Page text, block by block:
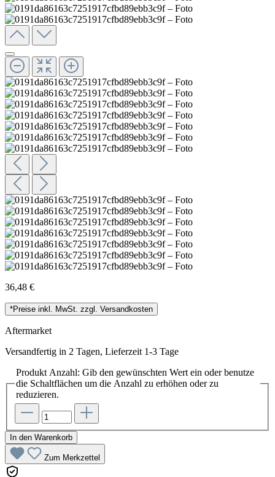
36,48 €
*Preise inkl. MwSt. zzgl. Versandkosten
Aftermarket
Versandfertig in 2 Tagen, Lieferzeit 1-3 Tage
Produkt Anzahl: Gib den gewünschten Wert ein oder benutze
die Schaltflächen um die Anzahl zu erhöhen oder zu
reduzieren.
In den Warenkorb
Zum Merkzettel